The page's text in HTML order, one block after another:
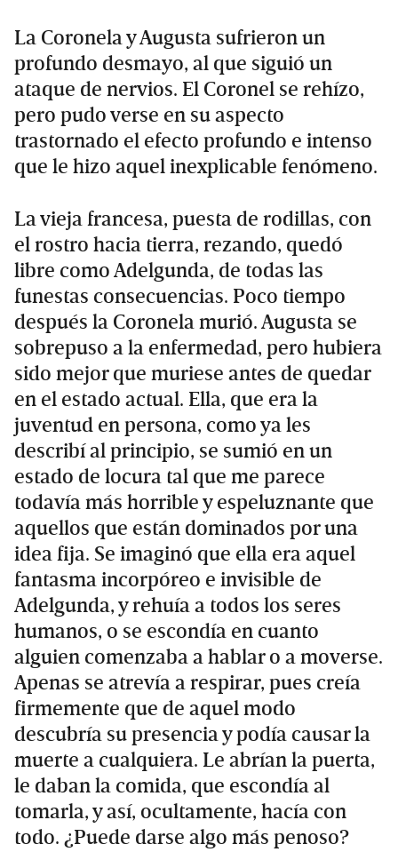
La Coronela y Augusta sufrieron un
profundo desmayo, al que siguió un
ataque de nervios. El Coronel se rehízo,
pero pudo verse en su aspecto
trastornado el efecto profundo e intenso
que le hizo aquel inexplicable fenómeno.
La vieja francesa, puesta de rodillas, con
el rostro hacia tierra, rezando, quedó
libre como Adelgunda, de todas las
funestas consecuencias. Poco tiempo
después la Coronela murió. Augusta se
sobrepuso a la enfermedad, pero hubiera
sido mejor que muriese antes de quedar
en el estado actual. Ella, que era la
juventud en persona, como ya les
describí al principio, se sumió en un
estado de locura tal que me parece
todavía más horrible y espeluznante que
aquellos que están dominados por una
idea fija. Se imaginó que ella era aquel
fantasma incorpóreo e invisible de
Adelgunda, y rehuía a todos los seres
humanos, o se escondía en cuanto
alguien comenzaba a hablar o a moverse.
Apenas se atrevía a respirar, pues creía
firmemente que de aquel modo
descubría su presencia y podía causar la
muerte a cualquiera. Le abrían la puerta,
le daban la comida, que escondía al
tomarla, y así, ocultamente, hacía con
todo. ¿Puede darse algo más penoso?